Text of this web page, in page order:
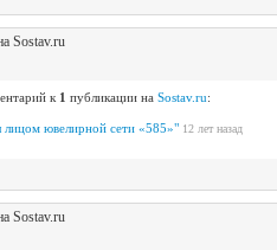
Sostav.ru
к 1 публикации на Sostav.ru:
лицом ювелирной сети «585»" 12 лет назад
Sostav.ru